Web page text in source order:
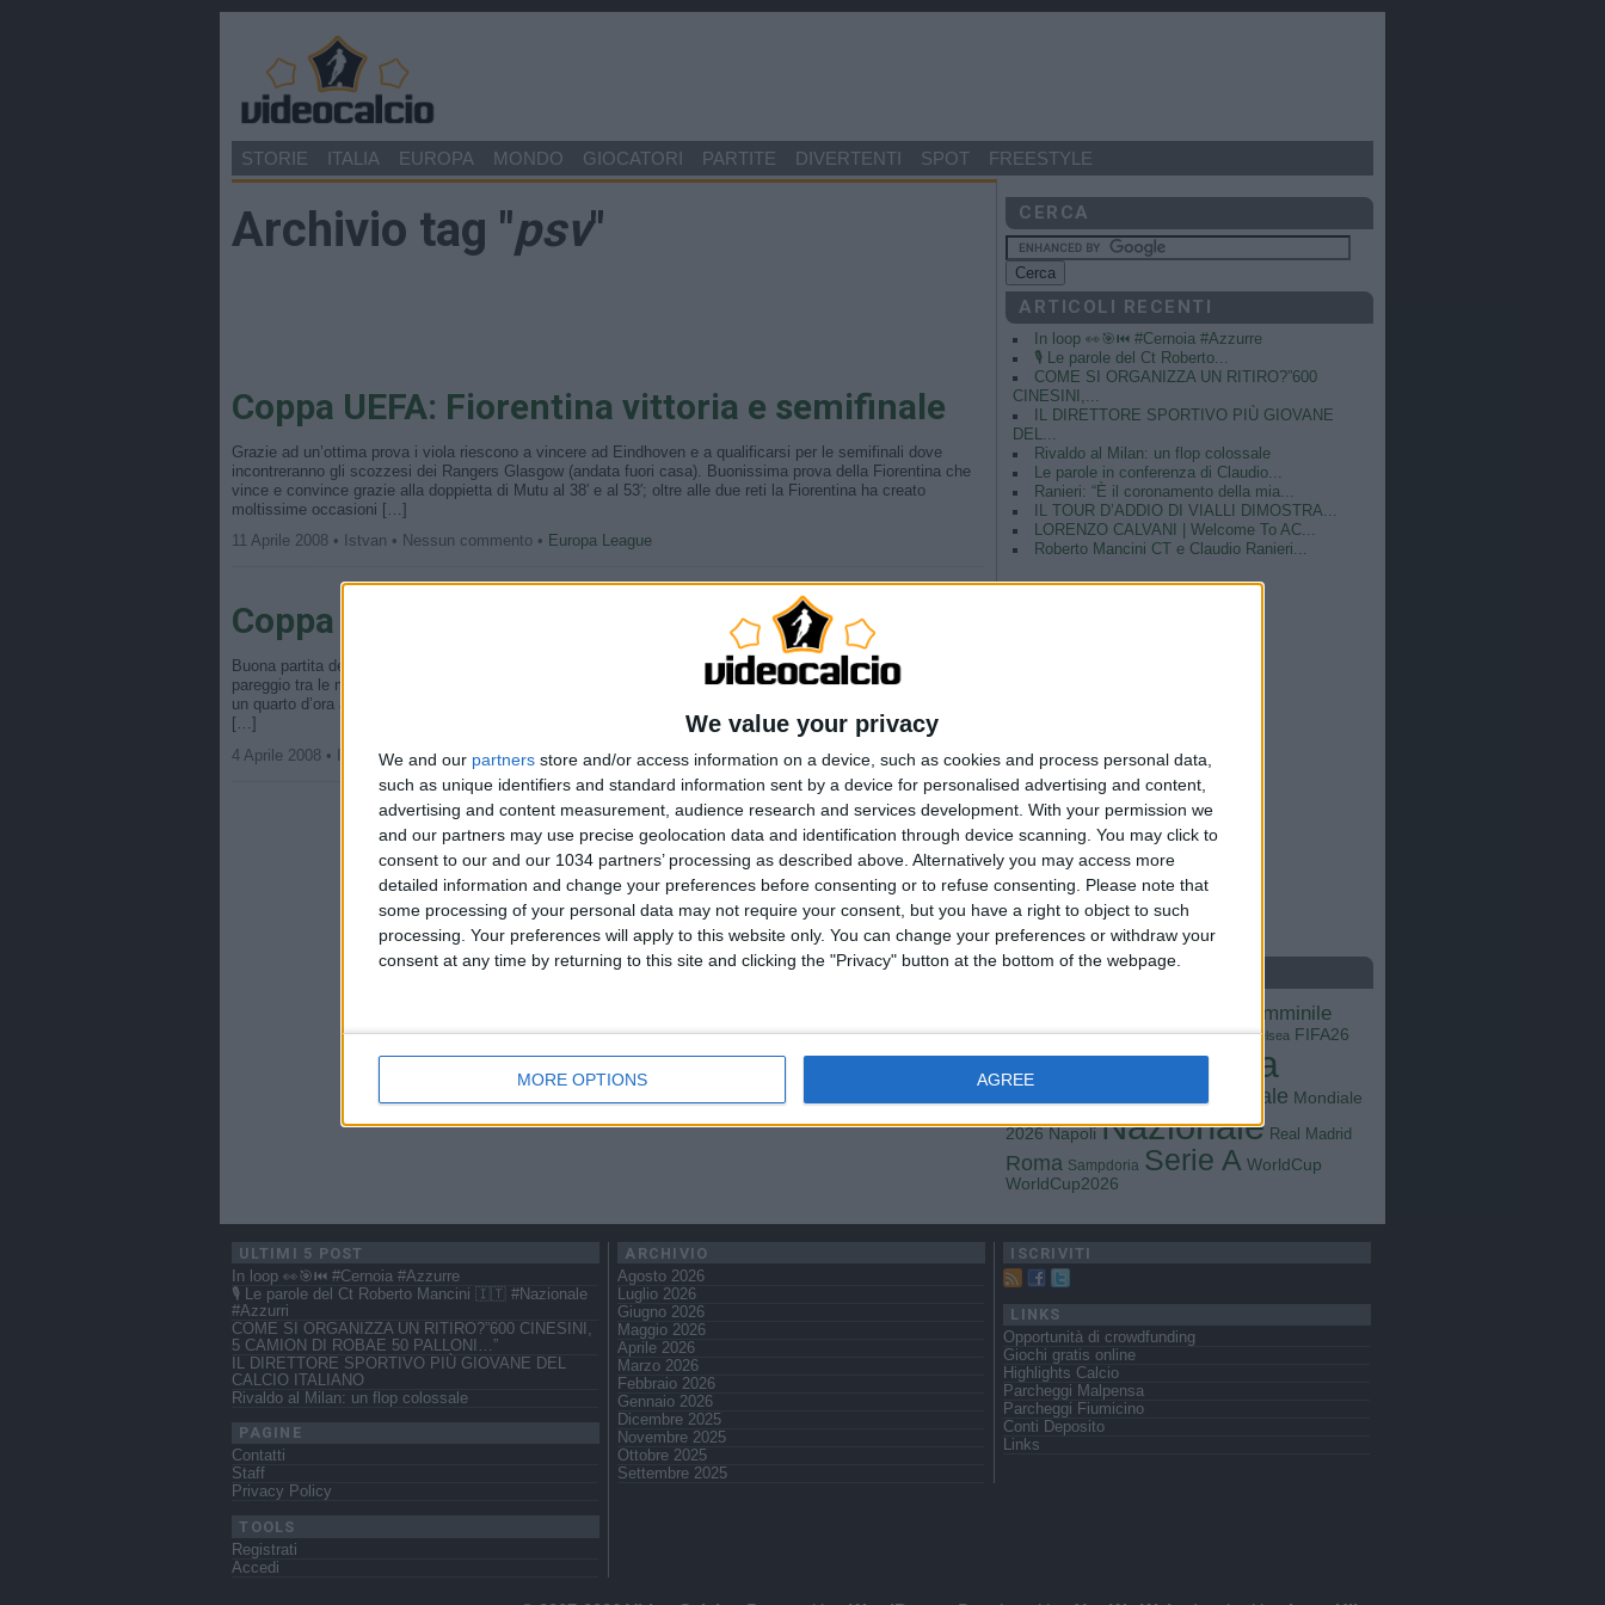
We value your privacy
We and our partners store and/or access information on a device, such as cookies and process personal data,
such as unique identifiers and standard information sent by a device for personalised advertising and content,
advertising and content measurement, audience research and services development. With your permission we
and our partners may use precise geolocation data and identification through device scanning. You may click to
consent to our and our 1034 partners’ processing as described above. Alternatively you may access more
detailed information and change your preferences before consenting or to refuse consenting. Please note that
some processing of your personal data may not require your consent, but you have a right to object to such
processing. Your preferences will apply to this website only. You can change your preferences or withdraw your
consent at any time by returning to this site and clicking the "Privacy" button at the bottom of the webpage.
MORE OPTIONS AGREE
STORIE ITALIA EUROPA MONDO GIOCATORI PARTITE DIVERTENTI SPOT FREESTYLE
Archivio tag "psv"
Coppa UEFA: Fiorentina vittoria e semifinale
Grazie ad un’ottima prova i viola riescono a vincere ad Eindhoven e a qualificarsi per le semifinali dove
incontreranno gli scozzesi dei Rangers Glasgow (andata fuori casa). Buonissima prova della Fiorentina che
vince e convince grazie alla doppietta di Mutu al 38′ e al 53′; oltre alle due reti la Fiorentina ha creato
moltissime occasioni […]
11 Aprile 2008 • Istvan • Nessun commento • Europa League
Coppa UEFA: Fiorentina pari in casa
Buona partita degli uomini di Prandelli ma, con un PSV diposto molto bene tattica, colgono solamente un
pareggio tra le mura amcihe. Sono i viola a passare in vantaggio con Adrian Mutu al 5′ della ripresa, ma dopo
un quarto d’ora arriva il pareggio olandese con Koevermans che sfrutta un errore della difesa. Termina 1-1.
[…]
4 Aprile 2008 • Istvan • Nessun commento •Europa League
Pagina 1 / 1 1
CERCA
ARTICOLI RECENTI
In loop 👀🎯⏮️ #Cernoia #Azzurre
🎙️ Le parole del Ct Roberto...
COME SI ORGANIZZA UN RITIRO?”600
CINESINI,...
IL DIRETTORE SPORTIVO PIÙ GIOVANE
DEL...
Rivaldo al Milan: un flop colossale
Le parole in conferenza di Claudio...
Ranieri: “È il coronamento della mia...
IL TOUR D’ADDIO DI VIALLI DIMOSTRA...
LORENZO CALVANI | Welcome To AC...
Roberto Mancini CT e Claudio Ranieri...
TAGS
calcio femminile
Champions Champions League Chelsea FIFA26
Fiorentina Italia
Mondiale Mondiale
2026 Napoli Nazionale Real Madrid
Roma Sampdoria Serie A WorldCup
WorldCup2026
ULTIMI 5 POST
In loop 👀🎯⏮️ #Cernoia #Azzurre
🎙️ Le parole del Ct Roberto Mancini 🇮🇹 #Nazionale
#Azzurri
COME SI ORGANIZZA UN RITIRO?”600 CINESINI,
5 CAMION DI ROBAE 50 PALLONI…”
IL DIRETTORE SPORTIVO PIÙ GIOVANE DEL
CALCIO ITALIANO
Rivaldo al Milan: un flop colossale
PAGINE
Contatti
Staff
Privacy Policy
TOOLS
Registrati
Accedi
ARCHIVIO
Agosto 2026
Luglio 2026
Giugno 2026
Maggio 2026
Aprile 2026
Marzo 2026
Febbraio 2026
Gennaio 2026
Dicembre 2025
Novembre 2025
Ottobre 2025
Settembre 2025
ISCRIVITI
LINKS
Opportunità di crowdfunding
Giochi gratis online
Highlights Calcio
Parcheggi Malpensa
Parcheggi Fiumicino
Conti Deposito
Links